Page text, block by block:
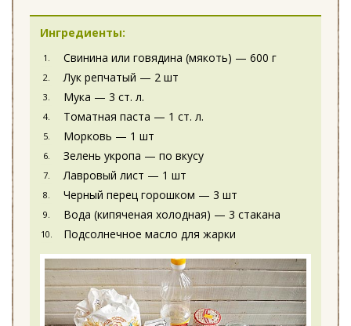
Ингредиенты:
Свинина или говядина (мякоть) — 600 г
Лук репчатый — 2 шт
Мука — 3 ст. л.
Томатная паста — 1 ст. л.
Морковь — 1 шт
Зелень укропа — по вкусу
Лавровый лист — 1 шт
Черный перец горошком — 3 шт
Вода (кипяченая холодная) — 3 стакана
Подсолнечное масло для жарки